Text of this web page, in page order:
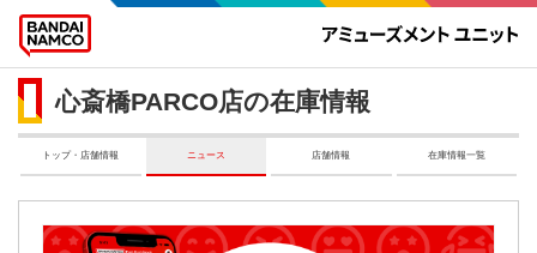
心斎橋PARCO店の在庫情報
トップ・店舗情報 ニュース 店舗情報 在庫情報一覧